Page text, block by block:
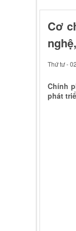
Cơ
Thứ tư -
Chính
phát